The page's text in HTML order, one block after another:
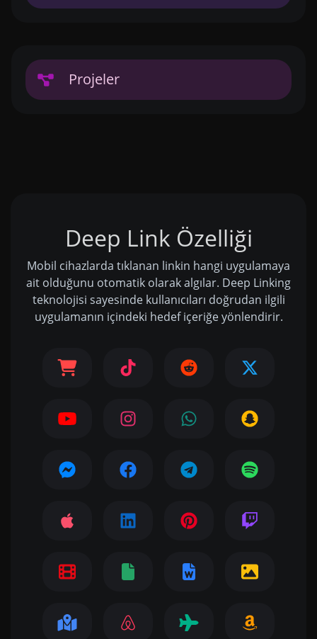
Projeler
Deep Link Özelliği
Mobil cihazlarda tıklanan linkin hangi uygulamaya
ait olduğunu otomatik olarak algılar. Deep Linking
teknolojisi sayesinde kullanıcıları doğrudan ilgili
uygulamanın içindeki hedef içeriğe yönlendirir.